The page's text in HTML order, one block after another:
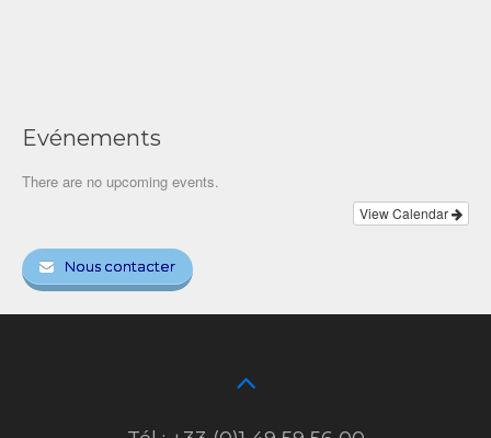
Evénements
There are no upcoming events.
View Calendar
Nous contacter